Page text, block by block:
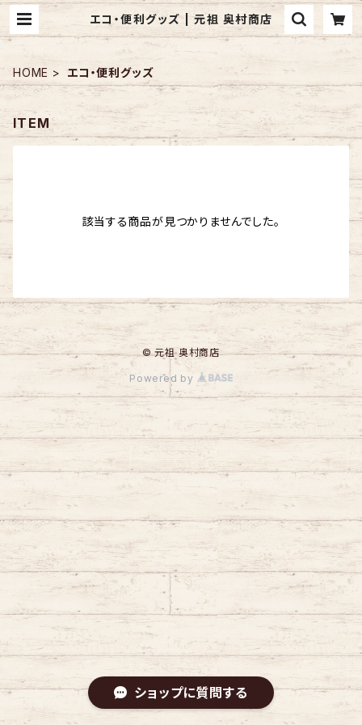
エコ・便利グッズ | 元祖 奥村商店
HOME エコ・便利グッズ
ITEM
該当する商品が見つかりませんでした。
© 元祖 奥村商店
Powered by
ショップに質問する